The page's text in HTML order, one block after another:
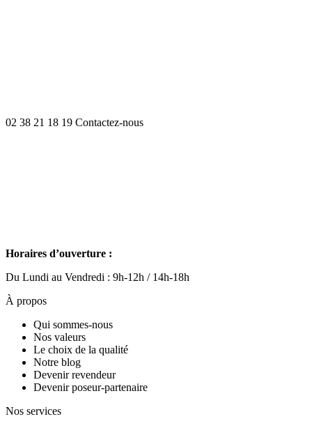
02 38 21 18 19 Contactez-nous
Horaires d’ouverture :
Du Lundi au Vendredi : 9h-12h / 14h-18h
À propos
Qui sommes-nous
Nos valeurs
Le choix de la qualité
Notre blog
Devenir revendeur
Devenir poseur-partenaire
Nos services